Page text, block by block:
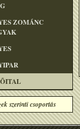
ZOMÁNC
szerinti csoportás